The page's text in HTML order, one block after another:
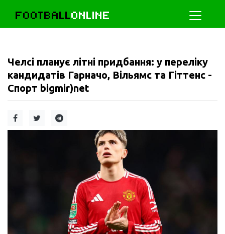
FOOTBALLONLINE
Челсі планує літні придбання: у переліку
кандидатів Гарначо, Вільямс та Гіттенс -
Спорт bigmir)net